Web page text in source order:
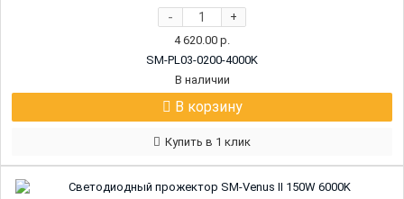
- +
4 620.00 р.
SM-PL03-0200-4000K
В наличии
В корзину
Купить в 1 клик